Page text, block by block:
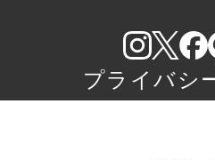
プライバシ